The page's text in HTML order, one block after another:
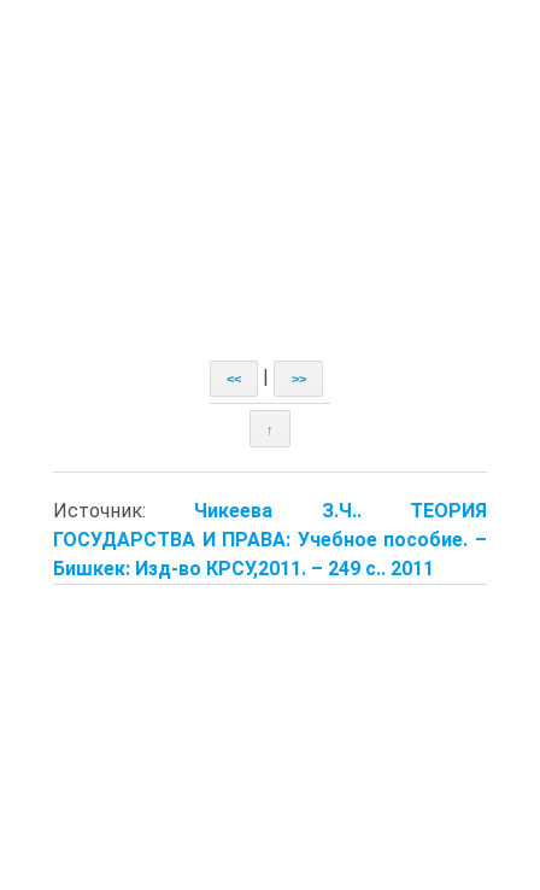
<< >>
↑
Источник: Чикеева З.Ч.. ТЕОРИЯ
ГОСУДАРСТВА И ПРАВА: Учебное пособие. –
Бишкек: Изд-во КРСУ,2011. – 249 с.. 2011